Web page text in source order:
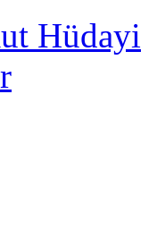
Hüdayi